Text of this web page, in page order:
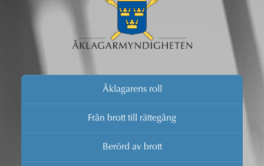
Åklagarens roll
Från brott till rättegång
Berörd av brott